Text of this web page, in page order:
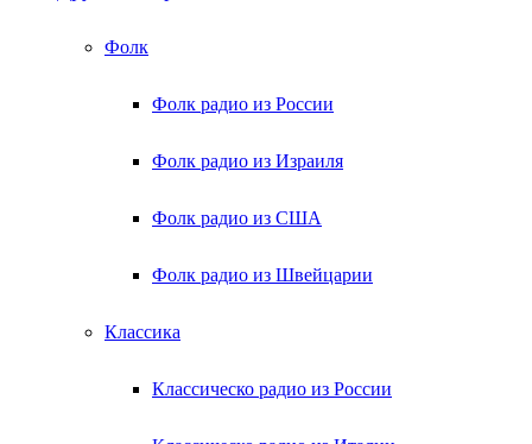
Фолк
Фолк радио из России
Фолк радио из Израиля
Фолк радио из США
Фолк радио из Швейцарии
Классика
Классическо радио из России